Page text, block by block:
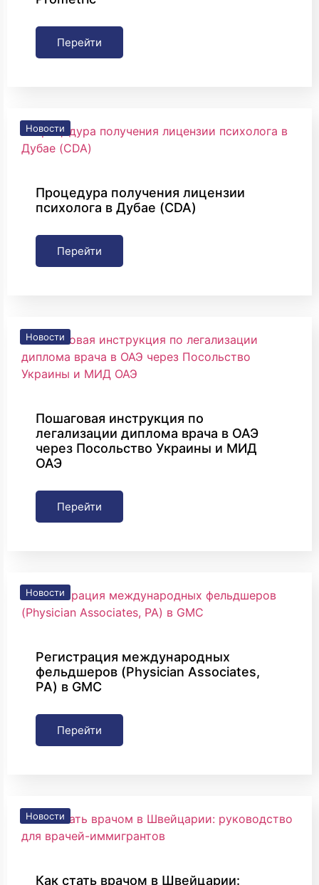
Перейти
Новости
Процедура получения лицензии
психолога в Дубае (CDA)
Перейти
Новости
Пошаговая инструкция по
легализации диплома врача в ОАЭ
через Посольство Украины и МИД
ОАЭ
Перейти
Новости
Регистрация международных
фельдшеров (Physician Associates,
PA) в GMC
Перейти
Новости
Как стать врачом в Швейцарии: